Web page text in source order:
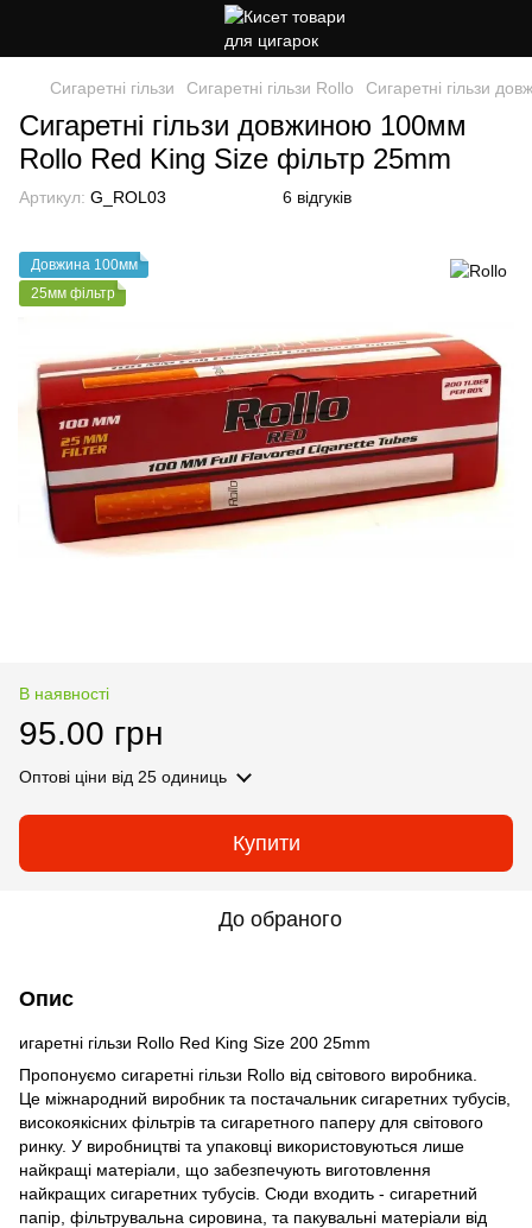
Сигаретні гільзи Сигаретні гільзи Rollo Сигаретні гільзи
Сигаретні гільзи довжиною 100мм
Rollo Red King Size фільтр 25mm
Артикул: G_ROL03 6 відгуків
Довжина 100мм
25мм фільтр
В наявності
95.00 грн
Оптові ціни від 25 одиниць
Купити
До обраного
Опис
игаретні гільзи Rollo Red King Size 200 25mm
Пропонуємо сигаретні гільзи Rollo від світового виробника.
Це міжнародний виробник та постачальник сигаретних тубусів,
високоякісних фільтрів та сигаретного паперу для світового
ринку. У виробництві та упаковці використовуються лише
найкращі матеріали, що забезпечують виготовлення
найкращих сигаретних тубусів. Сюди входить - сигаретний
папір, фільтрувальна сировина, та пакувальні матеріали від